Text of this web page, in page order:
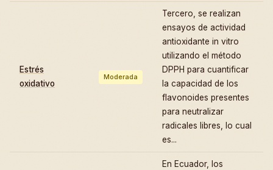
Estrés
oxidativo
Moderada
Tercero, se realizan
ensayos de actividad
antioxidante in vitro
utilizando el método
DPPH para cuantificar
la capacidad de los
flavonoides presentes
para neutralizar
radicales libres, lo cual
es...
En Ecuador, los